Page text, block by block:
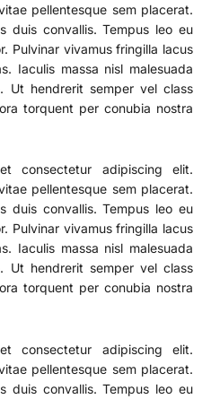
pellentesque sem placerat.
duis convallis. Tempus leo eu
Pulvinar vivamus fringilla lacus
Iaculis massa nisl malesuada
Ut hendrerit semper vel class
torquent per conubia nostra
consectetur adipiscing elit.
pellentesque sem placerat.
duis convallis. Tempus leo eu
Pulvinar vivamus fringilla lacus
Iaculis massa nisl malesuada
Ut hendrerit semper vel class
torquent per conubia nostra
consectetur adipiscing elit.
pellentesque sem placerat.
duis convallis. Tempus leo eu